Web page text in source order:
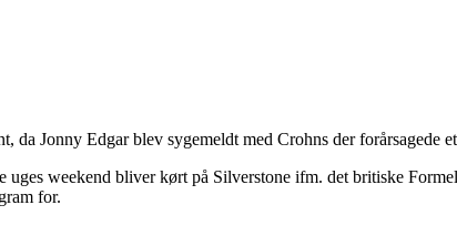
da Jonny Edgar blev sygemeldt med Crohns der forårsagede
weekend bliver kørt på Silverstone ifm. det britiske
for.